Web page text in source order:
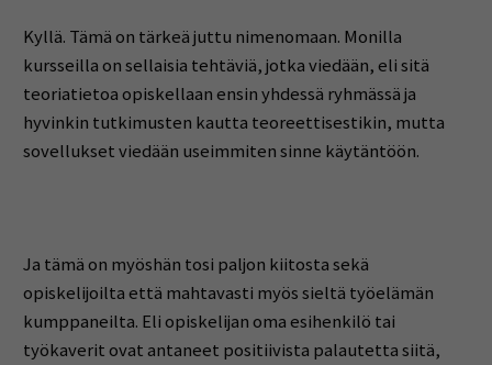
Kyllä. Tämä on tärkeä juttu nimenomaan. Monilla
kursseilla on sellaisia tehtäviä, jotka viedään, eli sitä
teoriatietoa opiskellaan ensin yhdessä ryhmässä ja
hyvinkin tutkimusten kautta teoreettisestikin, mutta
sovellukset viedään useimmiten sinne käytäntöön.
Ja tämä on myöshän tosi paljon kiitosta sekä
opiskelijoilta että mahtavasti myös sieltä työelämän
kumppaneilta. Eli opiskelijan oma esihenkilö tai
työkaverit ovat antaneet positiivista palautetta siitä,